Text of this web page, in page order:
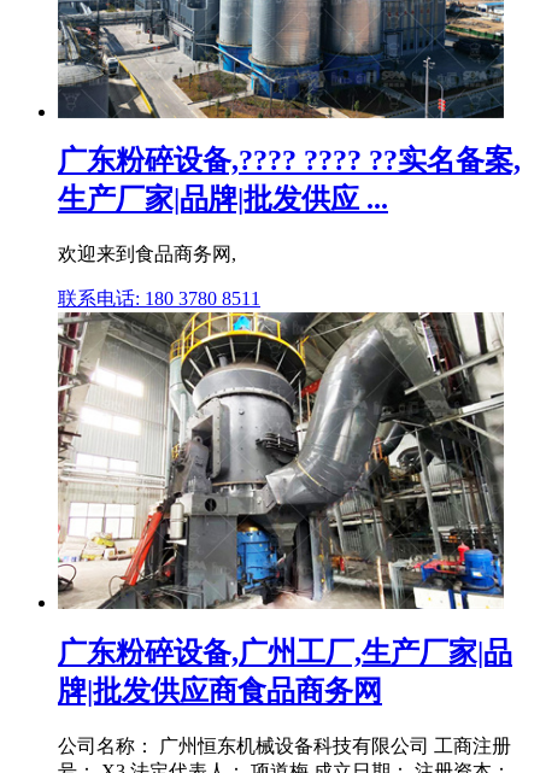
广东粉碎设备,???? ???? ??实名备案,
生产厂家|品牌|批发供应 ...
欢迎来到食品商务网,
联系电话: 180 3780 8511
广东粉碎设备,广州工厂,生产厂家|品
牌|批发供应商食品商务网
公司名称： 广州恒东机械设备科技有限公司 工商注册